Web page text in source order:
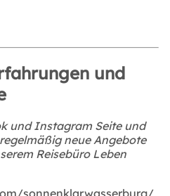
und
und Instagram Seite und
neue Angebote
Reisebüro Leben